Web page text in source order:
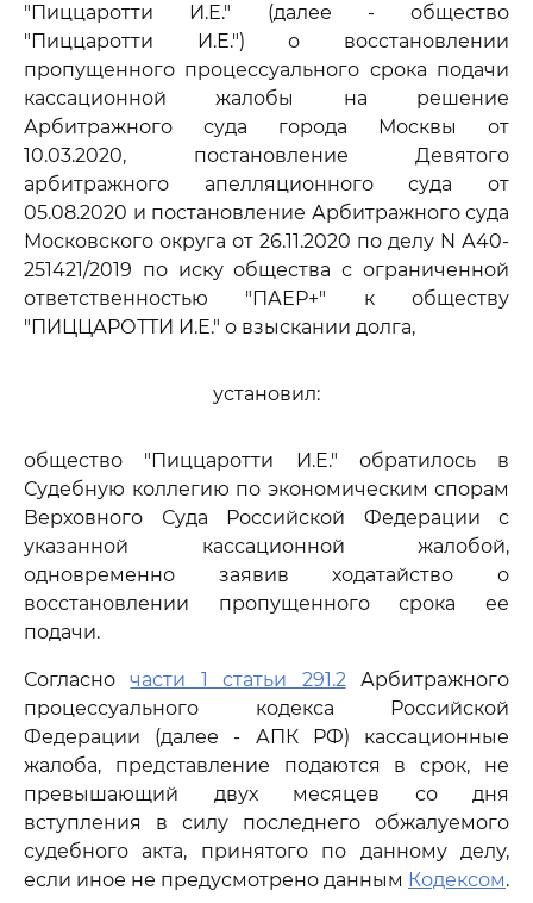
"Пиццаротти И.Е." (далее - общество
"Пиццаротти И.Е.") о восстановлении
пропущенного процессуального срока подачи
кассационной жалобы на решение
Арбитражного суда города Москвы от
10.03.2020, постановление Девятого
арбитражного апелляционного суда от
05.08.2020 и постановление Арбитражного суда
Московского округа от 26.11.2020 по делу N А40-
251421/2019 по иску общества с ограниченной
ответственностью "ПАЕР+" к обществу
"ПИЦЦАРОТТИ И.Е." о взыскании долга,
установил:
общество "Пиццаротти И.Е." обратилось в
Судебную коллегию по экономическим спорам
Верховного Суда Российской Федерации с
указанной кассационной жалобой,
одновременно заявив ходатайство о
восстановлении пропущенного срока ее
подачи.
Согласночасти 1 статьи 291.2Арбитражного
процессуального кодекса Российской
Федерации (далее - АПК РФ) кассационные
жалоба, представление подаются в срок, не
превышающий двух месяцев со дня
вступления в силу последнего обжалуемого
судебного акта, принятого по данному делу,
если иное не предусмотрено данным Кодексом.